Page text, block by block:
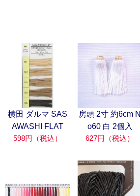
横田 ダルマ SAS
AWASHI FLAT
598円（税込）
房頭 2寸 約6cm N
o60 白 2個入
627円（税込）